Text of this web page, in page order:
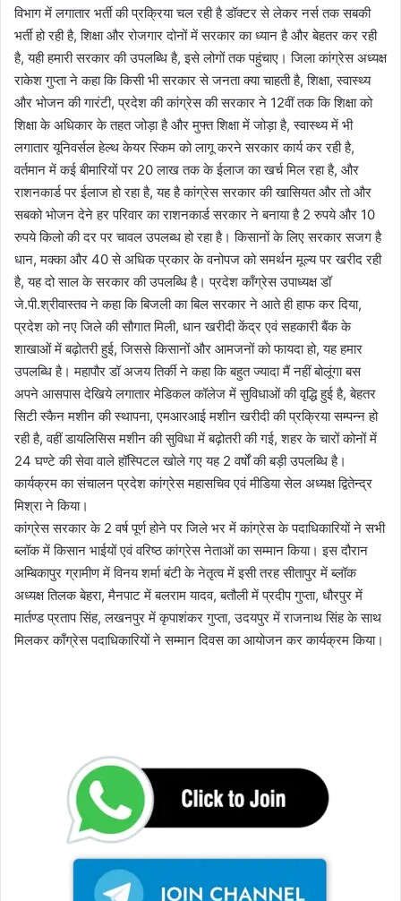
विभाग में लगातार भर्ती की प्रक्रिया चल रही है डॉक्टर से लेकर नर्स तक सबकी
भर्ती हो रही है, शिक्षा और रोजगार दोनों में सरकार का ध्यान है और बेहतर कर रही
है, यही हमारी सरकार की उपलब्धि है, इसे लोगों तक पहुंचाए। जिला कांग्रेस अध्यक्ष
राकेश गुप्ता ने कहा कि किसी भी सरकार से जनता क्या चाहती है, शिक्षा, स्वास्थ्य
और भोजन की गारंटी, प्रदेश की कांग्रेस की सरकार ने 12वीं तक कि शिक्षा को
शिक्षा के अधिकार के तहत जोड़ा है और मुफ्त शिक्षा में जोड़ा है, स्वास्थ्य में भी
लगातार यूनिवर्सल हेल्थ केयर स्किम को लागू करने सरकार कार्य कर रही है,
वर्तमान में कई बीमारियों पर 20 लाख तक के ईलाज का खर्च मिल रहा है, और
राशनकार्ड पर ईलाज हो रहा है, यह है कांग्रेस सरकार की खासियत और तो और
सबको भोजन देने हर परिवार का राशनकार्ड सरकार ने बनाया है 2 रुपये और 10
रुपये किलो की दर पर चावल उपलब्ध हो रहा है। किसानों के लिए सरकार सजग है
धान, मक्का और 40 से अधिक प्रकार के वनोपज को समर्थन मूल्य पर खरीद रही
है, यह दो साल के सरकार की उपलब्धि है। प्रदेश काँग्रेस उपाध्यक्ष डॉ
जे.पी.श्रीवास्तव ने कहा कि बिजली का बिल सरकार ने आते ही हाफ कर दिया,
प्रदेश को नए जिले की सौगात मिली, धान खरीदी केंद्र एवं सहकारी बैंक के
शाखाओं में बढ़ोतरी हुई, जिससे किसानों और आमजनों को फायदा हो, यह हमार
उपलब्धि है। महापौर डॉ अजय तिर्की ने कहा कि बहुत ज्यादा मैं नहीं बोलूंगा बस
अपने आसपास देखिये लगातार मेडिकल कॉलेज में सुविधाओं की वृद्धि हुई है, बेहतर
सिटी स्कैन मशीन की स्थापना, एमआरआई मशीन खरीदी की प्रक्रिया सम्पन्न हो
रही है, वहीं डायलिसिस मशीन की सुविधा में बढ़ोतरी की गई, शहर के चारों कोनों में
24 घण्टे की सेवा वाले हॉस्पिटल खोले गए यह 2 वर्षों की बड़ी उपलब्धि है।
कार्यक्रम का संचालन प्रदेश कांग्रेस महासचिव एवं मीडिया सेल अध्यक्ष द्वितेन्द्र
मिश्रा ने किया।
कांग्रेस सरकार के 2 वर्ष पूर्ण होने पर जिले भर में कांग्रेस के पदाधिकारियों ने सभी
ब्लॉक में किसान भाईयों एवं वरिष्ठ कांग्रेस नेताओं का सम्मान किया। इस दौरान
अम्बिकापुर ग्रामीण में विनय शर्मा बंटी के नेतृत्व में इसी तरह सीतापुर में ब्लॉक
अध्यक्ष तिलक बेहरा, मैनपाट में बलराम यादव, बतौली में प्रदीप गुप्ता, धौरपुर में
मार्तण्ड प्रताप सिंह, लखनपुर में कृपाशंकर गुप्ता, उदयपुर में राजनाथ सिंह के साथ
मिलकर काँग्रेस पदाधिकारियों ने सम्मान दिवस का आयोजन कर कार्यक्रम किया।